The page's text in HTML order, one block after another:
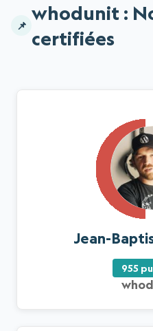
whodunit :
certifiées
Jean-
955